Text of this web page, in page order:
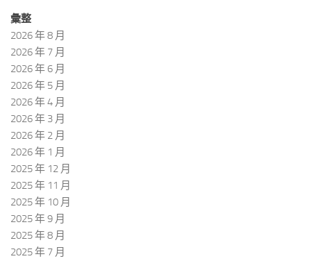
彙整
2026 年 8 月
2026 年 7 月
2026 年 6 月
2026 年 5 月
2026 年 4 月
2026 年 3 月
2026 年 2 月
2026 年 1 月
2025 年 12 月
2025 年 11 月
2025 年 10 月
2025 年 9 月
2025 年 8 月
2025 年 7 月